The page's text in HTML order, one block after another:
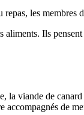
les
aliments. Ils
viande de
de